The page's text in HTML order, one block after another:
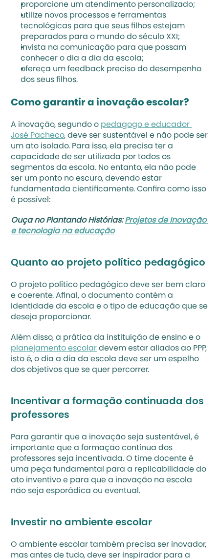
proporcione um atendimento personalizado;
utilize novos processos e ferramentas
tecnológicas para que seus filhos estejam
preparados para o mundo do século XXI;
invista na comunicação para que possam
conhecer o dia a dia da escola;
ofereça um feedback preciso do desempenho
dos seus filhos.
Como garantir a inovação escolar?
A inovação, segundo o pedagogo e educador
José Pacheco, deve ser sustentável e não pode ser
um ato isolado. Para isso, ela precisa ter a
capacidade de ser utilizada por todos os
segmentos da escola. No entanto, ela não pode
ser um ponto no escuro, devendo estar
fundamentada cientificamente. Confira como isso
é possível:
Ouça no Plantando Histórias: Projetos de Inovação
e tecnologia na educação
Quanto ao projeto político pedagógico
O projeto político pedagógico deve ser bem claro
e coerente. Afinal, o documento contém a
identidade da escola e o tipo de educação que se
deseja proporcionar.
planejamento escolar devem estar aliados ao PPP,
isto é, o dia a dia da escola deve ser um espelho
dos objetivos que se quer percorrer.
Incentivar a formação continuada dos
professores
Para garantir que a inovação seja sustentável, é
importante que a formação contínua dos
professores seja incentivada. O time docente é
uma peça fundamental para a replicabilidade do
ato inventivo e para que a inovação na escola
não seja esporádica ou eventual.
Investir no ambiente escolar
O ambiente escolar também precisa ser inovador,
mas antes de tudo, deve ser inspirador para a